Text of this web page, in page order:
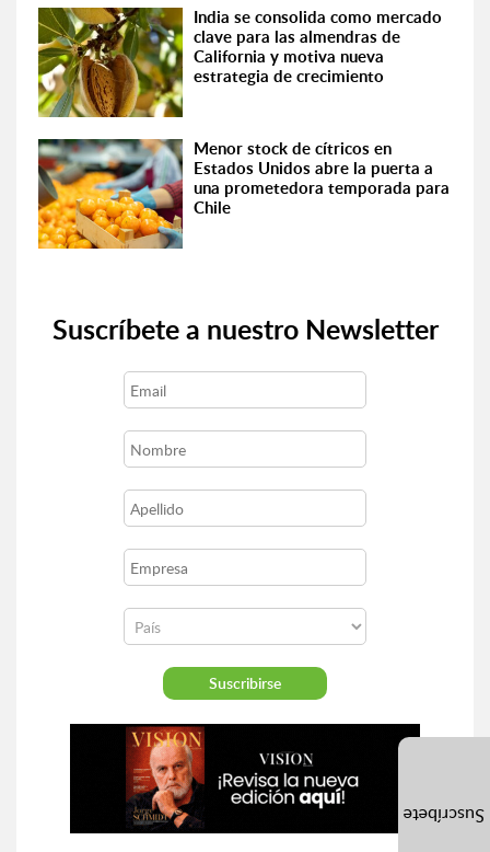
India se consolida como mercado
clave para las almendras de
California y motiva nueva
estrategia de crecimiento
Menor stock de cítricos en
Estados Unidos abre la puerta a
una prometedora temporada para
Chile
Suscríbete a nuestro Newsletter
Suscríbete